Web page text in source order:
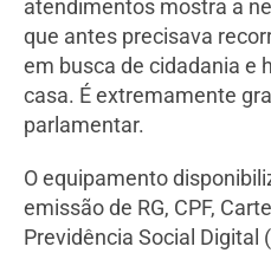
atendimentos mostra a
que antes precisava
em busca de cidadania e
casa. É extremamente
parlamentar.
O equipamento
emissão de RG, CPF,
Previdência Social Digital